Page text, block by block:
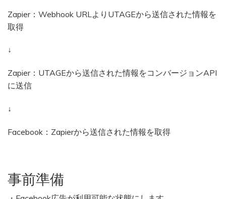
Zapier：Webhook URLよりUTAGEから送信された情報を
取得
↓
Zapier：UTAGEから送信された情報をコンバージョンAPI
に送信
↓
Facebook：Zapierから送信された情報を取得
事前準備